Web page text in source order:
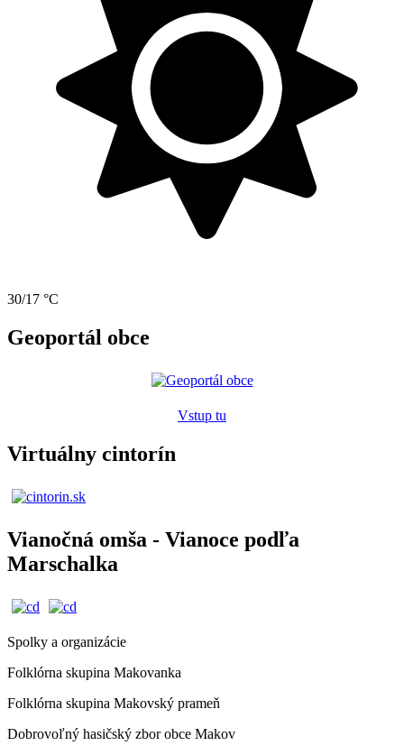
30/17 °C
Geoportál obce
Vstup tu
Virtuálny cintorín
Vianočná omša - Vianoce podľa
Marschalka
Spolky a organizácie
Folklórna skupina Makovanka
Folklórna skupina Makovský prameň
Dobrovoľný hasičský zbor obce Makov